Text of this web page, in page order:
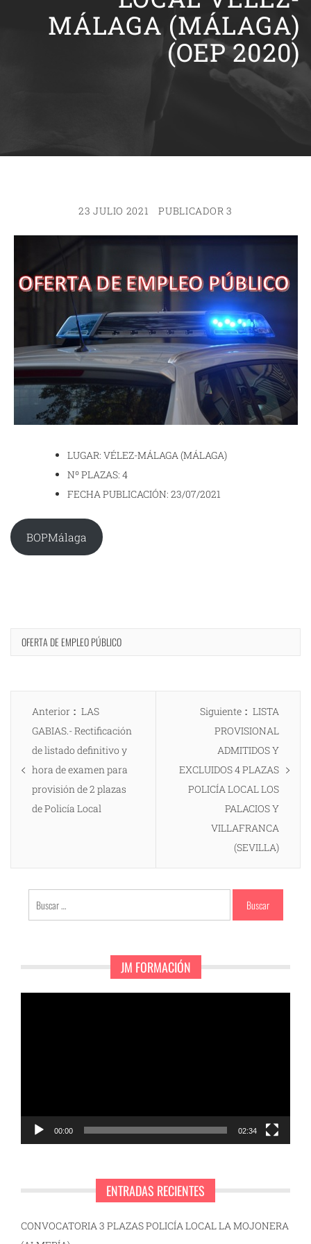
MÁLAGA (MÁLAGA)
(OEP 2020)
23 JULIO 2021 PUBLICADOR 3
LUGAR: VÉLEZ-MÁLAGA (MÁLAGA)
Nº PLAZAS: 4
FECHA PUBLICACIÓN: 23/07/2021
BOPMálaga
OFERTA DE EMPLEO PÚBLICO
Navegación
entradas
Anterior
Entrada
anterior:
LAS
GABIAS.- Rectificación
de listado definitivo y
hora de examen para
provisión de 2 plazas
de Policía Local
Siguiente
Entrada
siguiente:
LISTA
PROVISIONAL
ADMITIDOS Y
EXCLUIDOS 4 PLAZAS
POLICÍA LOCAL LOS
PALACIOS Y
VILLAFRANCA
(SEVILLA)
Buscar:
JM FORMACIÓN
00:00 02:34
ENTRADAS RECIENTES
CONVOCATORIA 3 PLAZAS POLICÍA LOCAL LA MOJONERA